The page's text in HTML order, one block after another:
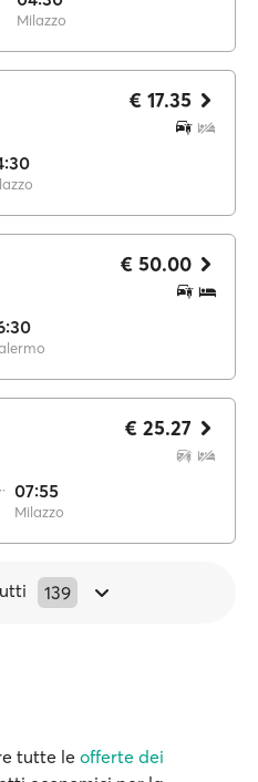
Milazzo
€ 17.35
€ 50.00
07:55
Milazzo
€ 25.27
139
tutte le offerte dei